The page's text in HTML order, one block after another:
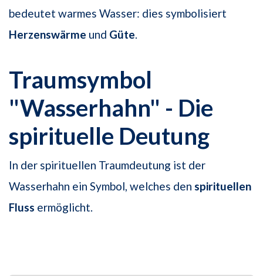
bedeutet warmes Wasser: dies symbolisiert
Herzenswärme und Güte.
Traumsymbol
"Wasserhahn" - Die
spirituelle Deutung
In der spirituellen Traumdeutung ist der
Wasserhahn ein Symbol, welches den spirituellen
Fluss ermöglicht.